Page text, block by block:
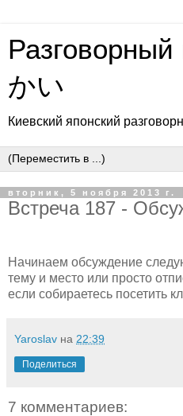
Разговорный
かい
Киевский японский
вторник, 5 ноября 2013 г.
Встреча 187 -
Начинаем обсуждение
тему и место или просто
если собираетесь посетить
Yaroslav на 22:39
Поделиться
7 комментариев: